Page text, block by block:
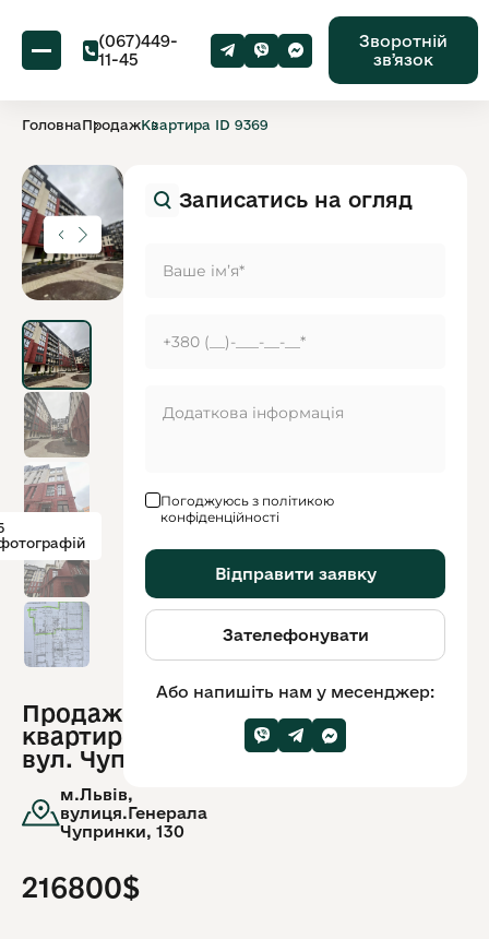
(067)449-
11-45
Зворотній
звʼязок
ГоловнаПродажКвартира ID 9369
Продаж
квартири по
вул. Чупринки
м.Львів,
вулиця.Генерала
Чупринки, 130
обʼєкту:
9369
216800$
Записатись на огляд
Погоджуюсь з політикою
конфіденційності
Відправити заявку
Зателефонувати
Або напишіть нам у месенджер: